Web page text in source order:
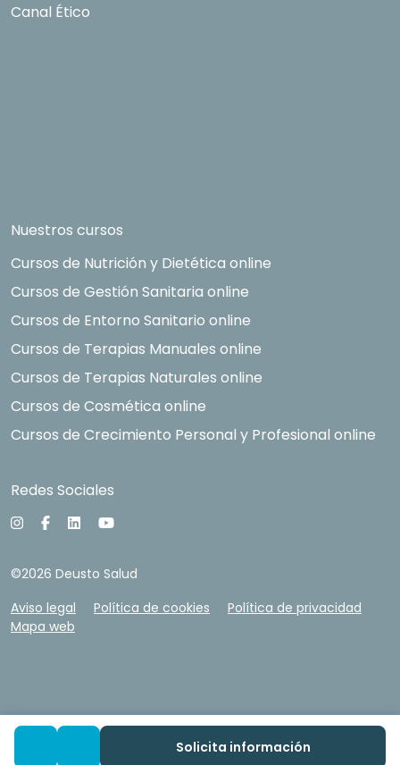
Solicita información
Canal Ético
Nuestros cursos
Cursos de Nutrición y Dietética online
Cursos de Gestión Sanitaria online
Cursos de Entorno Sanitario online
Cursos de Terapias Manuales online
Cursos de Terapias Naturales online
Cursos de Cosmética online
Cursos de Crecimiento Personal y Profesional online
Redes Sociales
©2026 Deusto Salud
Aviso legal
Política de cookies
Política de privacidad
Mapa web